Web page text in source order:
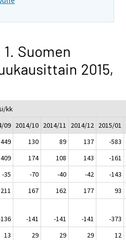
Suomen
2015,
kk
09 2014/10 2014/11 2014/12 2015/01
449 130 89 137
-583
409 174 108 143
-161
-35 -70 -40 -42
-143
211 167 162 177
93
-141 -141 -141
-373
13 29 29 29
12